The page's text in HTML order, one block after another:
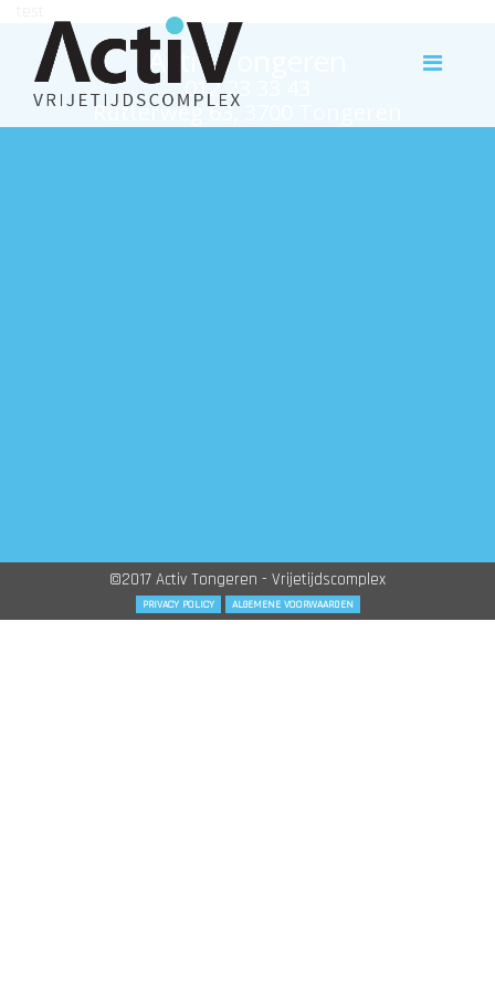
Activ Tongeren
012 23 33 43
Rutterweg 63, 3700 Tongeren
©2017 Activ Tongeren - Vrijetijdscomplex
PRIVACY POLICY ALGEMENE VOORWAARDEN